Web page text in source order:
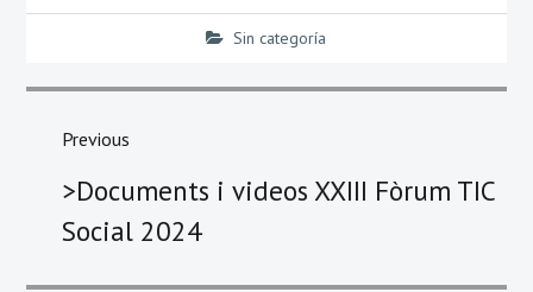
Sin categoría
Navegació
Previous
post:
>Documents i videos XXIII Fòrum TIC
Social 2024